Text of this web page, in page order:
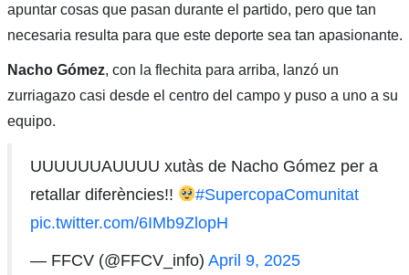
apuntar cosas que pasan durante el partido, pero que tan
necesaria resulta para que este deporte sea tan apasionante.
Nacho Gómez, con la flechita para arriba, lanzó un
zurriagazo casi desde el centro del campo y puso a uno a su
equipo.
UUUUUUAUUUU xutàs de Nacho Gómez per a
retallar diferències!!
#SupercopaComunitat
pic.twitter.com/6IMb9ZlopH
— FFCV (@FFCV_info) April 9, 2025